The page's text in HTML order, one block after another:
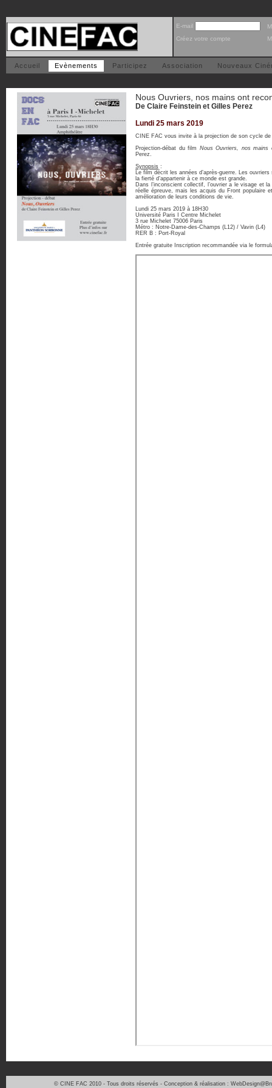
E-mail
Créez votre compte
Accueil Evènements Participez Association Nouveaux
Nous Ouvriers, nos mains ont
De Claire Feinstein et Gilles Perez
Lundi 25 mars 2019
CINE FAC vous invite à la projection de son cycle
Projection-débat du film Nous Ouvriers, nos
Perez.
Synopsis :
Le film décrit les années d’après-guerre. Les
la fierté d’appartenir à ce monde est grande.
Dans l’inconscient collectif, l’ouvrier a le visage et
réelle épreuve, mais les acquis du Front populaire
amélioration de leurs conditions de vie.
Lundi 25 mars 2019 à 18H30
Université Paris I Centre Michelet
3 rue Michelet 75006 Paris
Métro : Notre-Dame-des-Champs (L12) / Vavin (L4)
RER B : Port-Royal
Entrée gratuite Inscription recommandée via le
© CINE FAC 2010 - Tous droits réservés - Conception & réalisation :